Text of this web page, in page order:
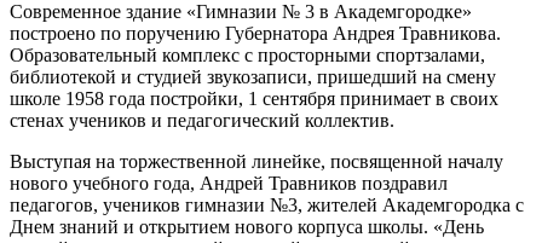
Современное здание «Гимназии № 3 в Академгородке»
построено по поручению Губернатора Андрея Травникова.
Образовательный комплекс с просторными спортзалами,
библиотекой и студией звукозаписи, пришедший на смену
школе 1958 года постройки, 1 сентября принимает в своих
стенах учеников и педагогический коллектив.
Выступая на торжественной линейке, посвященной началу
нового учебного года, Андрей Травников поздравил
педагогов, учеников гимназии №3, жителей Академгородка с
Днем знаний и открытием нового корпуса школы. «День